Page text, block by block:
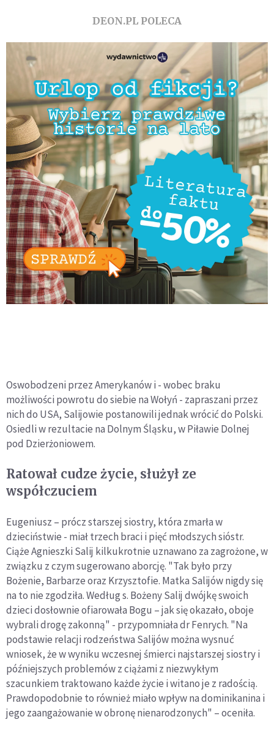
DEON.PL POLECA
Oswobodzeni przez Amerykanów i - wobec braku
możliwości powrotu do siebie na Wołyń - zapraszani przez
nich do USA, Salijowie postanowili jednak wrócić do Polski.
Osiedli w rezultacie na Dolnym Śląsku, w Piławie Dolnej
pod Dzierżoniowem.
Ratował cudze życie, służył ze
współczuciem
Eugeniusz – prócz starszej siostry, która zmarła w
dzieciństwie - miał trzech braci i pięć młodszych sióstr.
Ciąże Agnieszki Salij kilkukrotnie uznawano za zagrożone, w
związku z czym sugerowano aborcję. "Tak było przy
Bożenie, Barbarze oraz Krzysztofie. Matka Salijów nigdy się
na to nie zgodziła. Według s. Bożeny Salij dwójkę swoich
dzieci dosłownie ofiarowała Bogu – jak się okazało, oboje
wybrali drogę zakonną" - przypomniała dr Fenrych. "Na
podstawie relacji rodzeństwa Salijów można wysnuć
wniosek, że w wyniku wczesnej śmierci najstarszej siostry i
późniejszych problemów z ciążami z niezwykłym
szacunkiem traktowano każde życie i witano je z radością.
Prawdopodobnie to również miało wpływ na dominikanina i
jego zaangażowanie w obronę nienarodzonych" – oceniła.